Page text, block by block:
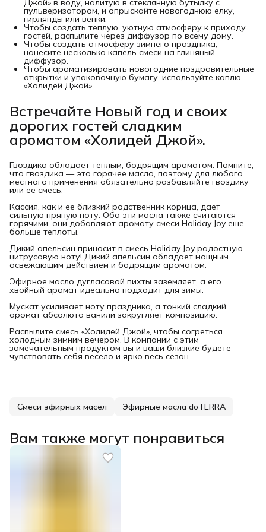
Джой» в воду, налитую в стеклянную бутылку с
пульверизатором, и опрыскайте новогоднюю елку,
гирлянды или венки.
Чтобы создать теплую, уютную атмосферу к приходу
гостей, распылите через диффузор по всему дому.
Чтобы создать атмосферу зимнего праздника,
нанесите несколько капель смеси на глиняный
диффузор.
Чтобы ароматизировать новогодние поздравительные
открытки и упаковочную бумагу, используйте каплю
«Холидей Джой».
Встречайте Новый год и своих
дорогих гостей сладким
ароматом «Холидей Джой».
Гвоздика обладает теплым, бодрящим ароматом. Помните,
что гвоздика — это горячее масло, поэтому для любого
местного применения обязательно разбавляйте гвоздику
или ее смесь.
Кассия, как и ее близкий родственник корица, дает
сильную пряную ноту. Оба эти масла также считаются
горячими, они добавляют аромату смеси Holiday Joy еще
больше теплоты.
Дикий апельсин приносит в смесь Holiday Joy радостную
цитрусовую ноту! Дикий апельсин обладает мощным
освежающим действием и бодрящим ароматом.
Эфирное масло дугласовой пихты заземляет, а его
хвойный аромат идеально подходит для зимы.
Мускат усиливает ноту праздника, а тонкий сладкий
аромат абсолюта ванили закругляет композицию.
Распылите смесь «Холидей Джой», чтобы согреться
холодным зимним вечером. В компании с этим
замечательным продуктом вы и ваши близкие будете
чувствовать себя весело и ярко весь сезон.
Смеси эфирных масел Эфирные масла doTERRA
Вам также могут понравиться